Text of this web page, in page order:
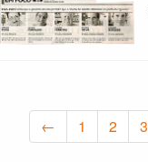
← 1 2 3